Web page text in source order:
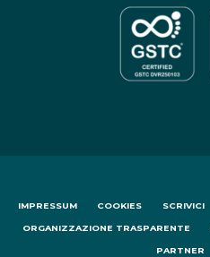
IMPRESSUM COOKIES SCRIVICI
ORGANIZZAZIONE TRASPARENTE
PARTNER